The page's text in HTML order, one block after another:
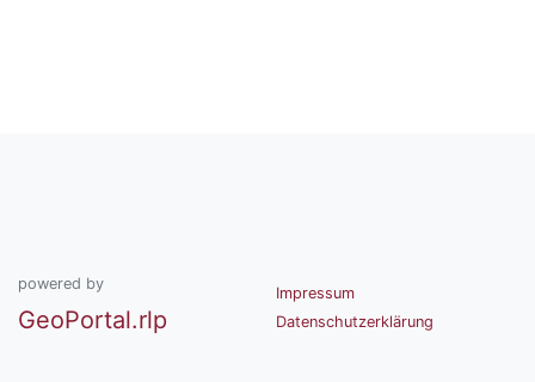
powered by
GeoPortal.rlp
Impressum
Datenschutzerklärung